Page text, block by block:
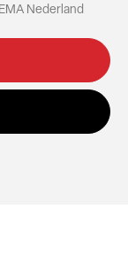
Nederland